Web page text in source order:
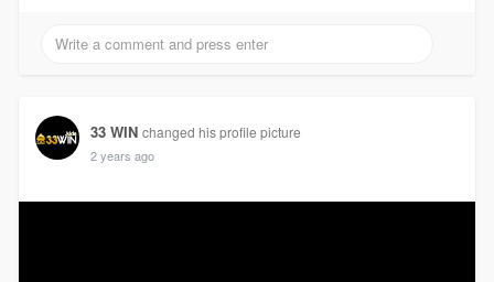
33 WIN changed his profile picture
2 years ago